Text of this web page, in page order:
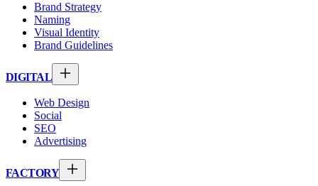
Brand Strategy
Naming
Visual Identity
Brand Guidelines
DIGITAL
Web Design
Social
SEO
Advertising
FACTORY